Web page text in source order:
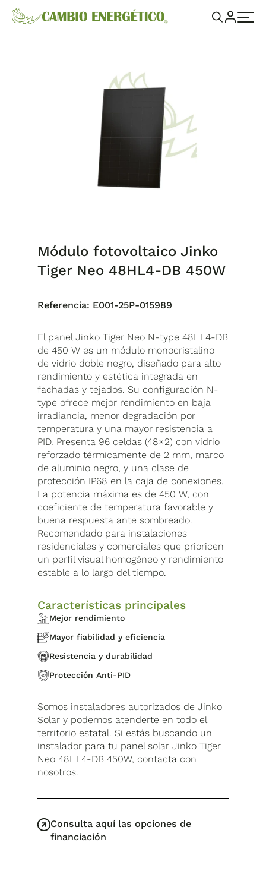
Módulo fotovoltaico Jinko
Tiger Neo 48HL4-DB 450W
Referencia: E001-25P-015989
El panel Jinko Tiger Neo N-type 48HL4-DB
de 450 W es un módulo monocristalino
de vidrio doble negro, diseñado para alto
rendimiento y estética integrada en
fachadas y tejados. Su configuración N-
type ofrece mejor rendimiento en baja
irradiancia, menor degradación por
temperatura y una mayor resistencia a
PID. Presenta 96 celdas (48×2) con vidrio
reforzado térmicamente de 2 mm, marco
de aluminio negro, y una clase de
protección IP68 en la caja de conexiones.
La potencia máxima es de 450 W, con
coeficiente de temperatura favorable y
buena respuesta ante sombreado.
Recomendado para instalaciones
residenciales y comerciales que prioricen
un perfil visual homogéneo y rendimiento
estable a lo largo del tiempo.
Características principales
Mejor rendimiento
Mayor fiabilidad y eficiencia
Resistencia y durabilidad
Protección Anti-PID
Somos instaladores autorizados de Jinko
Solar y podemos atenderte en todo el
territorio estatal. Si estás buscando un
instalador para tu panel solar Jinko Tiger
Neo 48HL4-DB 450W, contacta con
nosotros.
Consulta aquí las opciones de
financiación